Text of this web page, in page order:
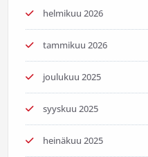
helmikuu 2026
tammikuu 2026
joulukuu 2025
syyskuu 2025
heinäkuu 2025